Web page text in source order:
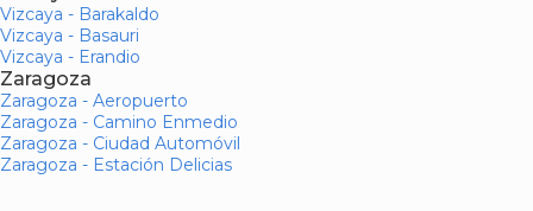
Vizcaya - Barakaldo
Vizcaya - Basauri
Vizcaya - Erandio
Zaragoza
Zaragoza - Aeropuerto
Zaragoza - Camino Enmedio
Zaragoza - Ciudad Automóvil
Zaragoza - Estación Delicias